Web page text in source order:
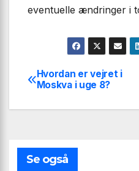
eventuelle ændringer i
Hvordan er vejret i
Moskva i uge 8?
Se også